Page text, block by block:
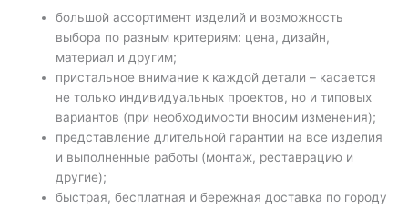
большой ассортимент изделий и возможность
выбора по разным критериям: цена, дизайн,
материал и другим;
пристальное внимание к каждой детали – касается
не только индивидуальных проектов, но и типовых
вариантов (при необходимости вносим изменения);
представление длительной гарантии на все изделия
и выполненные работы (монтаж, реставрацию и
другие);
быстрая, бесплатная и бережная доставка по городу